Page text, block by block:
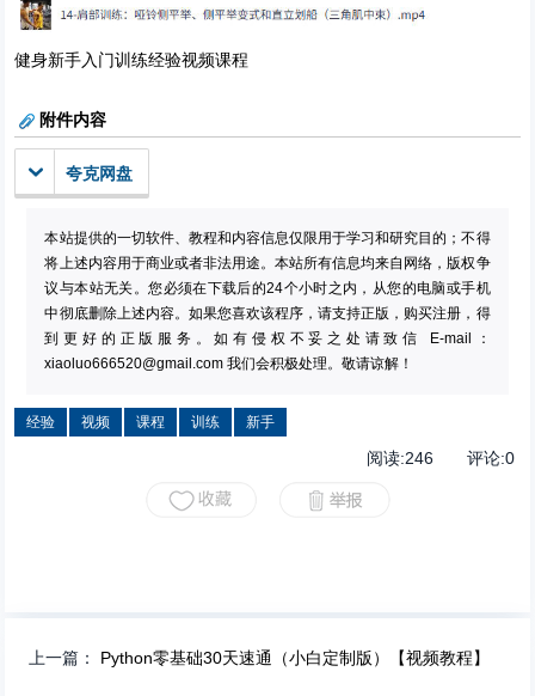
健身新手入门训练经验视频课程
附件内容
夸克网盘
本站提供的一切软件、教程和内容信息仅限用于学习和研究目的；不得
将上述内容用于商业或者非法用途。本站所有信息均来自网络，版权争
议与本站无关。您必须在下载后的24个小时之内，从您的电脑或手机
中彻底删除上述内容。如果您喜欢该程序，请支持正版，购买注册，得
到更好的正版服务。如有侵权不妥之处请致信 E-mail：
xiaoluo666520@gmail.com 我们会积极处理。敬请谅解！
经验 视频 课程 训练 新手
阅读:246评论:0
上一篇： Python零基础30天速通（小白定制版）【视频教程】